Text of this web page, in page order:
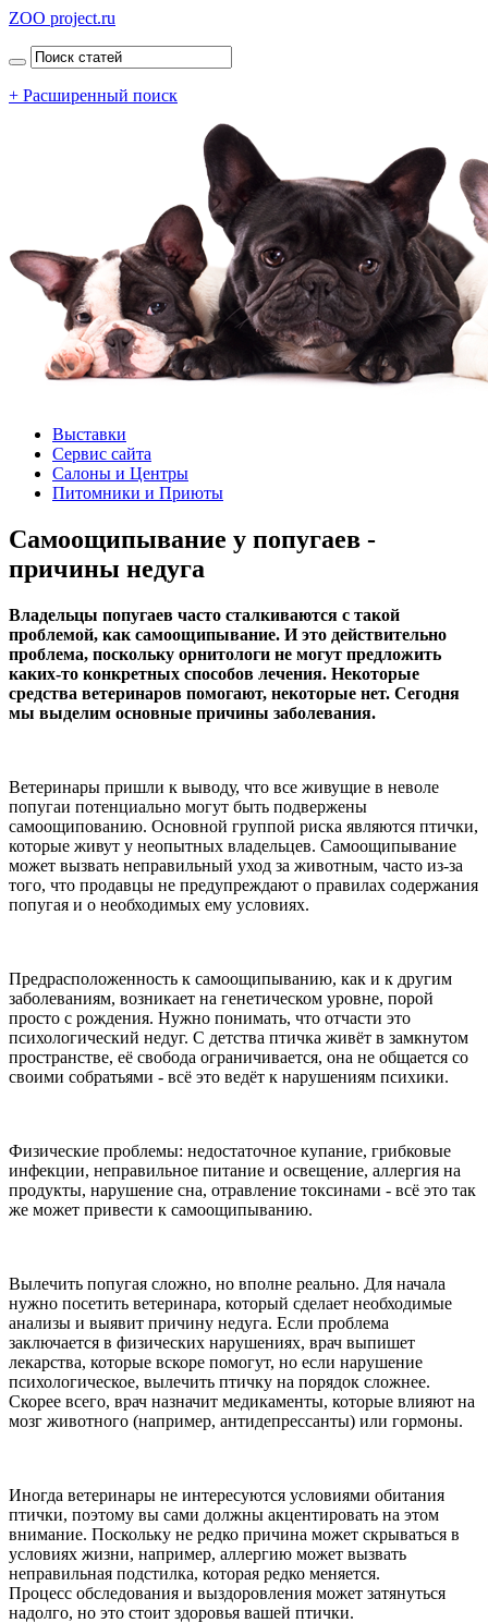
ZOO project.ru
+ Расширенный поиск
Выставки
Сервис сайта
Салоны и Центры
Питомники и Приюты
Самоощипывание у попугаев -
причины недуга
Владельцы попугаев часто сталкиваются с такой
проблемой, как самоощипывание. И это действительно
проблема, поскольку орнитологи не могут предложить
каких-то конкретных способов лечения. Некоторые
средства ветеринаров помогают, некоторые нет. Сегодня
мы выделим основные причины заболевания.
Ветеринары пришли к выводу, что все живущие в неволе
попугаи потенциально могут быть подвержены
самоощипованию. Основной группой риска являются птички,
которые живут у неопытных владельцев. Самоощипывание
может вызвать неправильный уход за животным, часто из-за
того, что продавцы не предупреждают о правилах содержания
попугая и о необходимых ему условиях.
Предрасположенность к самоощипыванию, как и к другим
заболеваниям, возникает на генетическом уровне, порой
просто с рождения. Нужно понимать, что отчасти это
психологический недуг. С детства птичка живёт в замкнутом
пространстве, её свобода ограничивается, она не общается со
своими собратьями - всё это ведёт к нарушениям психики.
Физические проблемы: недостаточное купание, грибковые
инфекции, неправильное питание и освещение, аллергия на
продукты, нарушение сна, отравление токсинами - всё это так
же может привести к самоощипыванию.
Вылечить попугая сложно, но вполне реально. Для начала
нужно посетить ветеринара, который сделает необходимые
анализы и выявит причину недуга. Если проблема
заключается в физических нарушениях, врач выпишет
лекарства, которые вскоре помогут, но если нарушение
психологическое, вылечить птичку на порядок сложнее.
Скорее всего, врач назначит медикаменты, которые влияют на
мозг животного (например, антидепрессанты) или гормоны.
Иногда ветеринары не интересуются условиями обитания
птички, поэтому вы сами должны акцентировать на этом
внимание. Поскольку не редко причина может скрываться в
условиях жизни, например, аллергию может вызвать
неправильная подстилка, которая редко меняется.
Процесс обследования и выздоровления может затянуться
надолго, но это стоит здоровья вашей птички.